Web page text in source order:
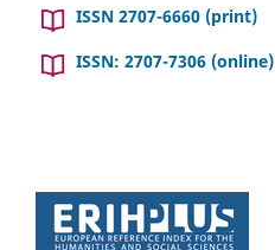
ISSN 2707-6660 (print)
ISSN: 2707-7306 (online)